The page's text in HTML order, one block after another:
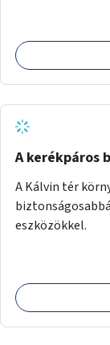
A kerékpáros
A Kálvin tér
eszközökkel.